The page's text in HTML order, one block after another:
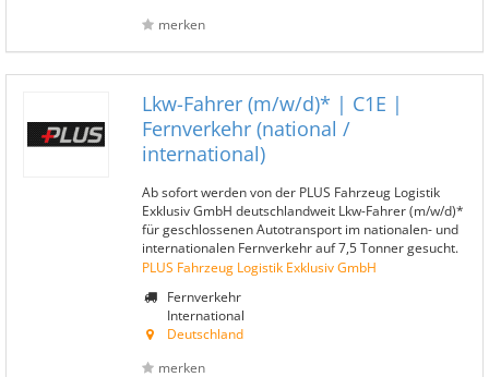
merken
Lkw-Fahrer (m/w/d)* | C1E |
Fernverkehr (national /
international)
Ab sofort werden von der PLUS Fahrzeug Logistik
Exklusiv GmbH deutschlandweit Lkw-Fahrer (m/w/d)*
für geschlossenen Autotransport im nationalen- und
internationalen Fernverkehr auf 7,5 Tonner gesucht.
PLUS Fahrzeug Logistik Exklusiv GmbH
Fernverkehr
International
Deutschland
merken